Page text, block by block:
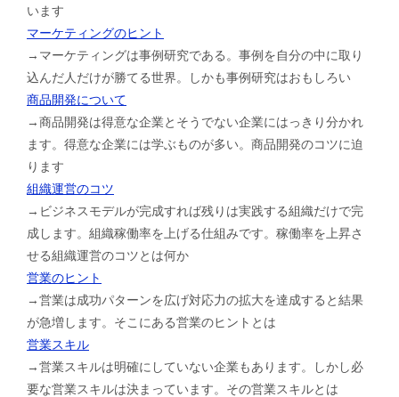
います
マーケティングのヒント
→マーケティングは事例研究である。事例を自分の中に取り
込んだ人だけが勝てる世界。しかも事例研究はおもしろい
商品開発について
→商品開発は得意な企業とそうでない企業にはっきり分かれ
ます。得意な企業には学ぶものが多い。商品開発のコツに迫
ります
組織運営のコツ
→ビジネスモデルが完成すれば残りは実践する組織だけで完
成します。組織稼働率を上げる仕組みです。稼働率を上昇さ
せる組織運営のコツとは何か
営業のヒント
→営業は成功パターンを広げ対応力の拡大を達成すると結果
が急増します。そこにある営業のヒントとは
営業スキル
→営業スキルは明確にしていない企業もあります。しかし必
要な営業スキルは決まっています。その営業スキルとは